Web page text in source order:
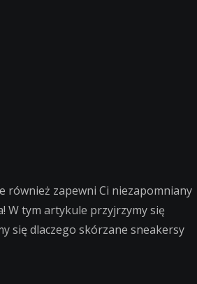
również zapewni Ci niezapomniany
W tym artykule przyjrzymy się
się dlaczego skórzane sneakersy